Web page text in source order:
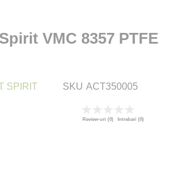
VMC 8357 PTFE
SPIRIT SKU ACT350005
0
% of100
Review-uri (0) Intrebari (0)